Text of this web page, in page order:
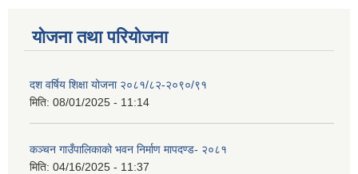
योजना तथा परियोजना
दश वर्षिय शिक्षा योजना २०८१/८२-२०९०/९१
मिति: 08/01/2025 - 11:14
कञ्‍चन गाउँपालिकाको भवन निर्माण मापदण्ड- २०८१
मिति: 04/16/2025 - 11:37